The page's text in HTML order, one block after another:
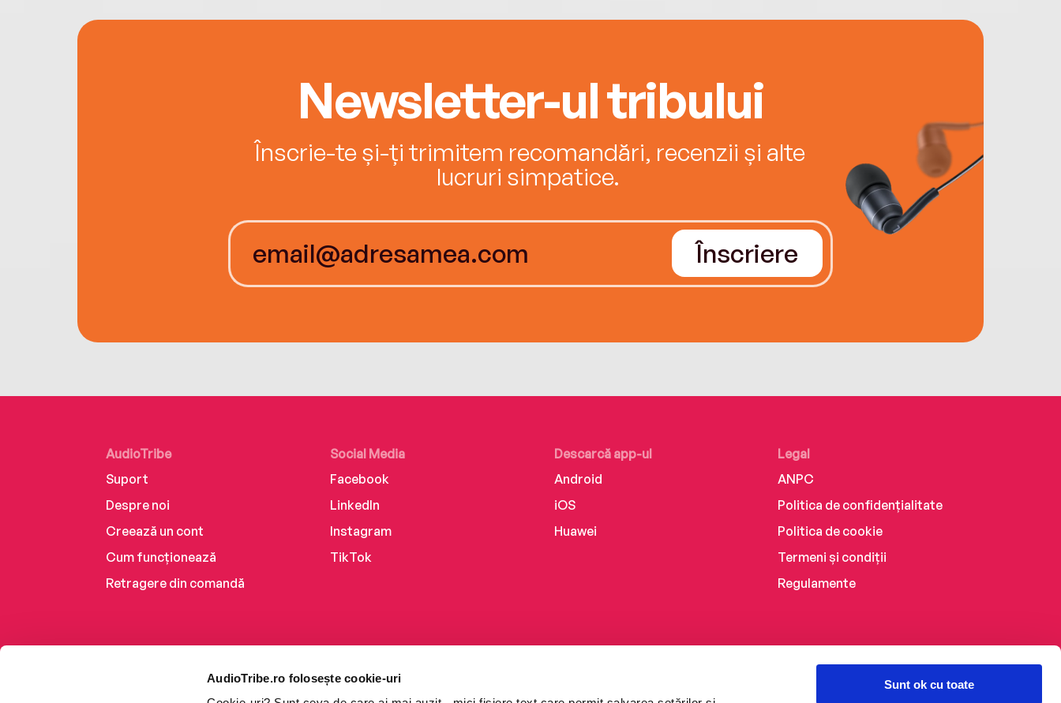
AudioTribe.ro folosește cookie-uri
Sunt ok cu toate
Newsletter-ul tribului
Înscrie-te și-ți trimitem recomandări, recenzii și alte
lucruri simpatice.
Înscriere
AudioTribe
Suport
Despre noi
Creează un cont
Cum funcționează
Retragere din comandă
Social Media
Facebook
LinkedIn
Instagram
TikTok
Descarcă app-ul
Android
iOS
Huawei
Legal
ANPC
Politica de confidențialitate
Politica de cookie
Termeni și condiții
Regulamente